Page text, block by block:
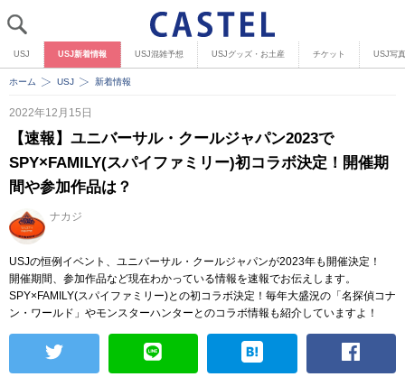
USJ USJ新着情報 USJ混雑予想 USJグッズ・お土産 チケット USJ写
ホーム USJ 新着情報
2022年12月15日
【速報】ユニバーサル・クールジャパン2023で
SPY×FAMILY(スパイファミリー)初コラボ決定！開催期
間や参加作品は？
ナカジ
USJの恒例イベント、ユニバーサル・クールジャパンが2023年も開催決定！
開催期間、参加作品など現在わかっている情報を速報でお伝えします。
SPY×FAMILY(スパイファミリー)との初コラボ決定！毎年大盛況の「名探偵コナ
ン・ワールド」やモンスターハンターとのコラボ情報も紹介していますよ！